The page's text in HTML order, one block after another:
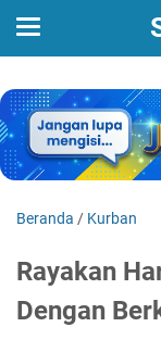
Beranda / Kurban
Rayakan
Dengan